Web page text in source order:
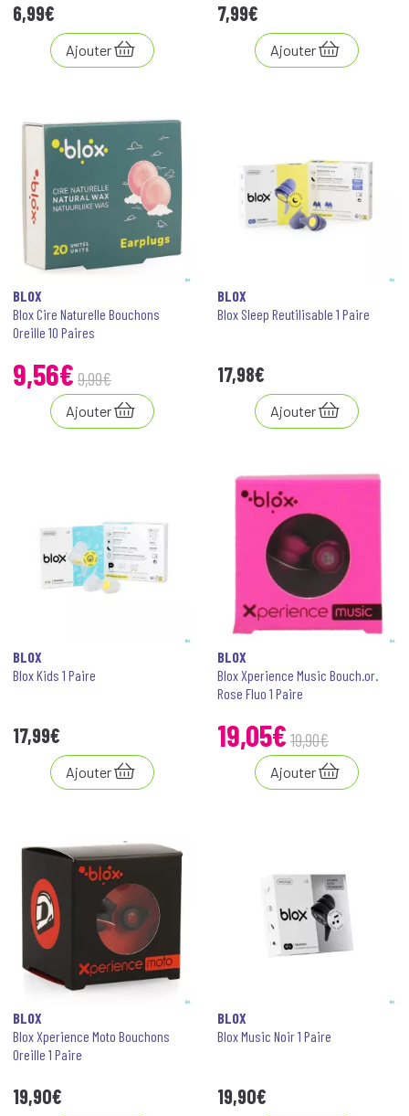
6,99€
Ajouter
7,99€
Ajouter
BLOX
Blox Cire Naturelle Bouchons
Oreille 10 Paires
9,56€ 9,99€
Ajouter
BLOX
Blox Sleep Reutilisable 1 Paire
17,98€
Ajouter
BLOX
Blox Kids 1 Paire
17,99€
Ajouter
BLOX
Blox Xperience Music Bouch.or.
Rose Fluo 1 Paire
19,05€ 19,90€
Ajouter
BLOX
Blox Xperience Moto Bouchons
Oreille 1 Paire
19,90€
BLOX
Blox Music Noir 1 Paire
19,90€